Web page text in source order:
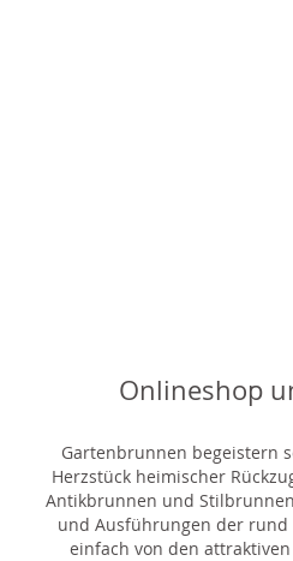
Onlineshop
Gartenbrunnen begeistern
Herzstück heimischer
Antikbrunnen und
und Ausführungen der rund
einfach von den